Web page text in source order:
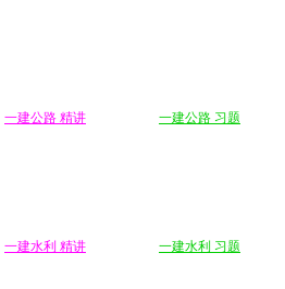
一建公路 精讲 一建公路 习题
一建水利 精讲 一建水利 习题